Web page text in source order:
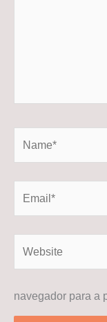
navegador para a